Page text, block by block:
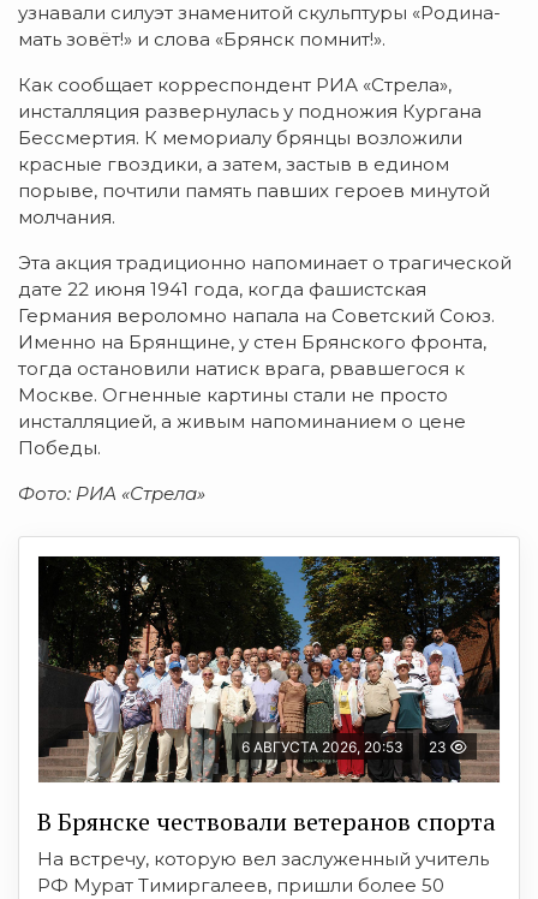
узнавали силуэт знаменитой скульптуры «Родина-
мать зовёт!» и слова «Брянск помнит!».
Как сообщает корреспондент РИА «Стрела»,
инсталляция развернулась у подножия Кургана
Бессмертия. К мемориалу брянцы возложили
красные гвоздики, а затем, застыв в едином
порыве, почтили память павших героев минутой
молчания.
Эта акция традиционно напоминает о трагической
дате 22 июня 1941 года, когда фашистская
Германия вероломно напала на Советский Союз.
Именно на Брянщине, у стен Брянского фронта,
тогда остановили натиск врага, рвавшегося к
Москве. Огненные картины стали не просто
инсталляцией, а живым напоминанием о цене
Победы.
Фото: РИА «Стрела»
6 АВГУСТА 2026, 20:53 23
В Брянске чествовали ветеранов спорта
На встречу, которую вел заслуженный учитель
РФ Мурат Тимиргалеев, пришли более 50